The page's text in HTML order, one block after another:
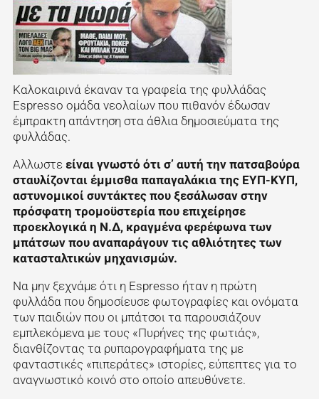
Καλοκαιρινά έκαναν τα γραφεία της φυλλάδας
Espresso ομάδα νεολαίων που πιθανόν έδωσαν
έμπρακτη απάντηση στα άθλια δημοσιεύματα της
φυλλάδας.
Αλλωστε είναι γνωστό ότι σ’ αυτή την πατσαβούρα
σταυλίζονται έμμισθα παπαγαλάκια της ΕΥΠ-ΚΥΠ,
αστυνομικοί συντάκτες που ξεσάλωσαν στην
πρόσφατη τρομοϋστερία που επιχείρησε
προεκλογικά η Ν.Δ, κραγμένα φερέφωνα των
μπάτσων που αναπαράγουν τις αθλιότητες των
κατασταλτικών μηχανισμών.
Να μην ξεχνάμε ότι η Espresso ήταν η πρώτη
φυλλάδα που δημοσίευσε φωτογραφίες και ονόματα
των παιδιών που οι μπάτσοι τα παρουσιάζουν
εμπλεκόμενα με τους «Πυρήνες της φωτιάς»,
διανθίζοντας τα ρυπαρογραφήματα της με
φανταστικές «πιπεράτες» ιστορίες, εύπεπτες για το
αναγνωστικό κοινό στο οποίο απευθύνετε.